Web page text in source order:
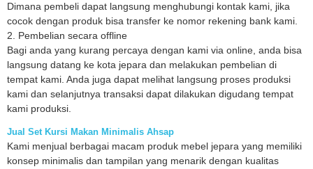
Dimana pembeli dapat langsung menghubungi kontak kami, jika
cocok dengan produk bisa transfer ke nomor rekening bank kami.
2. Pembelian secara offline
Bagi anda yang kurang percaya dengan kami via online, anda bisa
langsung datang ke kota jepara dan melakukan pembelian di
tempat kami. Anda juga dapat melihat langsung proses produksi
kami dan selanjutnya transaksi dapat dilakukan digudang tempat
kami produksi.
Jual Set Kursi Makan Minimalis Ahsap
Kami menjual berbagai macam produk mebel jepara yang memiliki
konsep minimalis dan tampilan yang menarik dengan kualitas